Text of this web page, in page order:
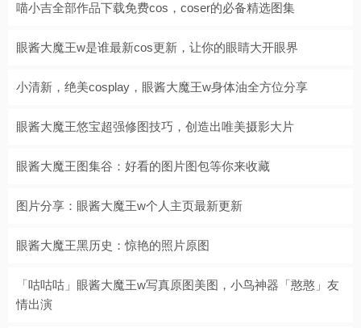
喵小吉全部作品下载免费cos，coser的必备精选图集
眼酱大魔王w是谁最新cos更新，让你的眼睛大开眼界
小清新，绝美cosplay，眼酱大魔王w身体油全方位分享
眼酱大魔王悠宝超强修图技巧，创造出唯美摄影大片
眼酱大魔王图集谷：好看的图片图包等你来收藏
图片分享：眼酱大魔王w个人主页最新更新
眼酱大魔王黑历史：惊艳的照片原图
「咕咕咕」眼酱大魔王w写真原图美图，小鸟神器「憨憨」友
情出演